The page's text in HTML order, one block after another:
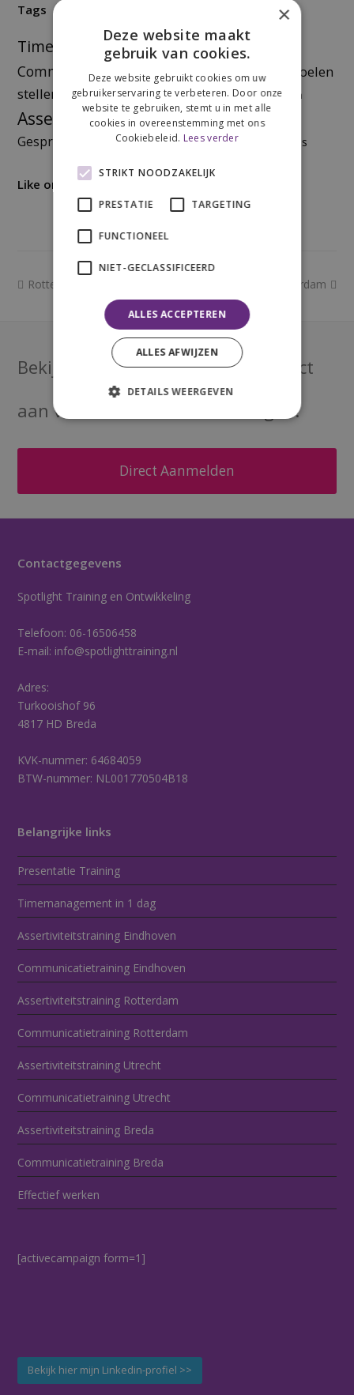
Tags
Time management Veranderen Kiezen
Communicatie Uitstellen Lichaamstaal
Doelen
stellen
effectief werken Piekeren Plannen Multitasken
AssertiviteitZelfvertrouwen
Gesprekstechnieken Prioriteiten Omgaan met stress
Like ons op Facebook!
previous
Rotterdam Rotterdam
Bekijk onzeagendaof meld je direct
aan voor een van onze trainingen!
Direct Aanmelden
Contactgegevens
Spotlight Training en Ontwikkeling
Telefoon: 06-16506458
E-mail: info@spotlighttraining.nl
Adres:
Turkooishof 96
4817 HD Breda
KVK-nummer: 64684059
BTW-nummer: NL001770504B18
Belangrijke links
Presentatie Training
Timemanagement in 1 dag
Assertiviteitstraining Eindhoven
Communicatietraining Eindhoven
Assertiviteitstraining Rotterdam
Communicatietraining Rotterdam
Assertiviteitstraining Utrecht
Communicatietraining Utrecht
Assertiviteitstraining Breda
Communicatietraining Breda
Effectief werken
[activecampaign form=1]
Bekijk hier mijn Linkedin-profiel >>
×
Deze website maakt
gebruik van cookies.
Deze website gebruikt cookies om uw
gebruikerservaring te verbeteren. Door onze
website te gebruiken, stemt u in met alle
cookies in overeenstemming met ons
Cookiebeleid. Lees verder
STRIKT NOODZAKELIJK
PRESTATIE TARGETING
FUNCTIONEEL
NIET-GECLASSIFICEERD
ALLES ACCEPTEREN
ALLES AFWIJZEN
DETAILS WEERGEVEN